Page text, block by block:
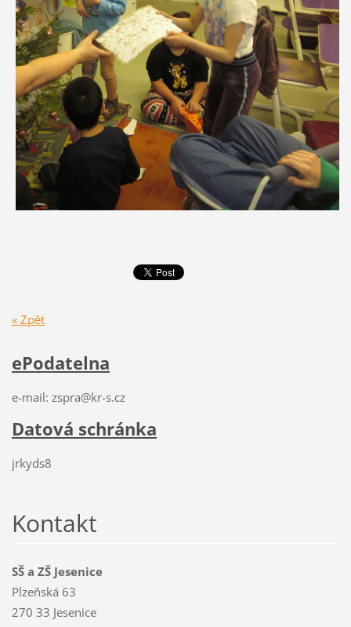
« Zpět
ePodatelna
e-mail: zspra@kr-s.cz
Datová schránka
jrkyds8
Kontakt
SŠ a ZŠ Jesenice
Plzeňská 63
270 33 Jesenice